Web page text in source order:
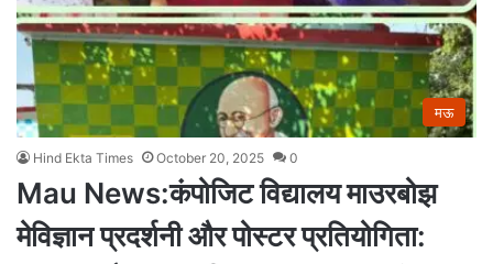
मऊ
Hind Ekta Times October 20, 2025 0
Mau News:कंपोजिट विद्यालय माउरबोझ
मेविज्ञान प्रदर्शनी और पोस्टर प्रतियोगिता: